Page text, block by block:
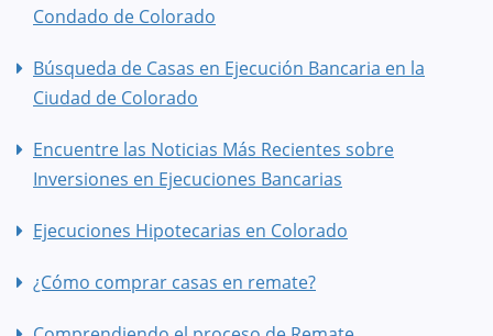
Condado de Colorado
Búsqueda de Casas en Ejecución Bancaria en la
Ciudad de Colorado
Encuentre las Noticias Más Recientes sobre
Inversiones en Ejecuciones Bancarias
Ejecuciones Hipotecarias en Colorado
¿Cómo comprar casas en remate?